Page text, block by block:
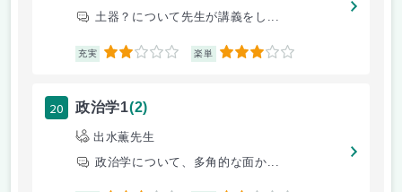
土器？について先生が講義をし...
充実 2 楽単 3
20 政治学1(2)
出水薫先生
政治学について、多角的な面か...